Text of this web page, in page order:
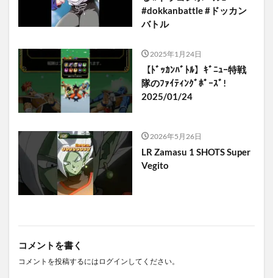
#dokkanbattle #ドッカン
バトル
2025年1月24日
【ﾄﾞｯｶﾝﾊﾞﾄﾙ】ｷﾞﾆｭｰ特戦
隊のﾌｧｲﾃｨﾝｸﾞﾎﾟｰｽﾞ!
2025/01/24
2026年5月26日
LR Zamasu 1 SHOTS Super
Vegito
コメントを書く
コメントを投稿するには ログイン してください。